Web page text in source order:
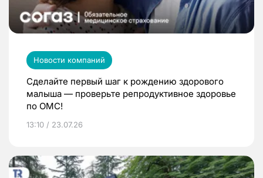
Новости компаний
Сделайте первый шаг к рождению здорового
малыша — проверьте репродуктивное здоровье
по ОМС!
13:10 / 23.07.26